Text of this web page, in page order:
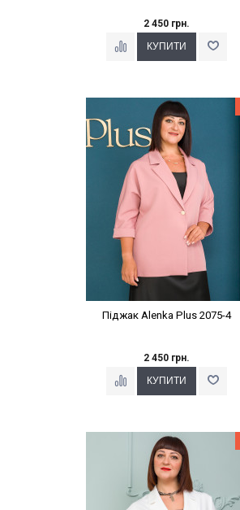
2 450 грн.
Наклейки Варіант з %
Піджак Alenka Plus 2075-4
2 450 грн.
Наклейки Варіант з %